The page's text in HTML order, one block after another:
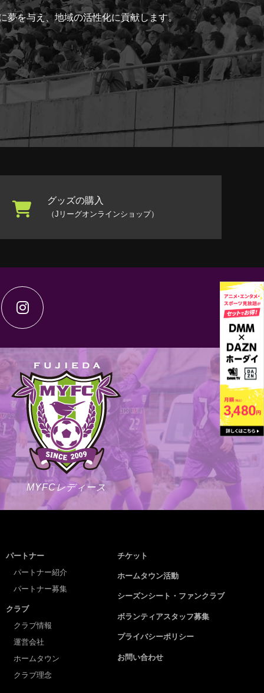
夢を与え、地域の活性化に貢献します。
グッズの購入
（Jリーグオンラインショップ）
MYFCレディース
パートナー
パートナー紹介
パートナー募集
クラブ
クラブ情報
運営会社
ホームタウン
クラブ理念
チケット
ホームタウン活動
シーズンシート・ファンクラブ
ボランティアスタッフ募集
プライバシーポリシー
お問い合わせ